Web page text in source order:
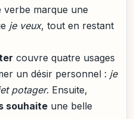
verbe marque une
je veux, tout en restant
couvre quatre usages
un désir personnel : je
potager. Ensuite,
souhaite une belle